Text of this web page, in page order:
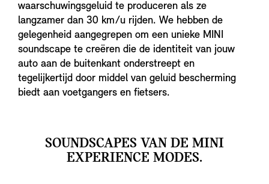
waarschuwingsgeluid te produceren als ze
langzamer dan 30 km/u rijden. We hebben de
gelegenheid aangegrepen om een unieke MINI
soundscape te creëren die de identiteit van jouw
auto aan de buitenkant onderstreept en
tegelijkertijd door middel van geluid bescherming
biedt aan voetgangers en fietsers.
SOUNDSCAPES VAN DE MINI
EXPERIENCE MODES.